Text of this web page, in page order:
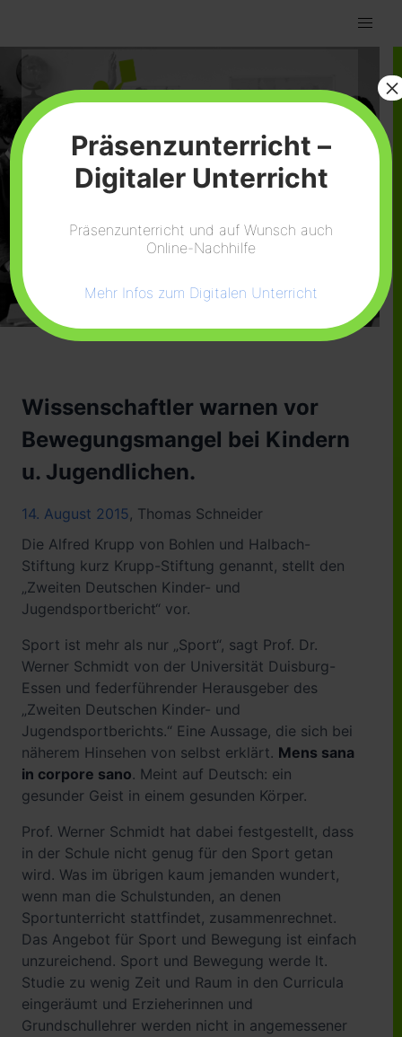
Wissenschaftler warnen vor
Bewegungsmangel bei Kindern
u. Jugendlichen.
14. August 2015, Thomas Schneider
Die Alfred Krupp von Bohlen und Halbach-
Stiftung kurz Krupp-Stiftung genannt, stellt den
„Zweiten Deutschen Kinder- und
Jugendsportbericht“ vor.
Sport ist mehr als nur „Sport“, sagt Prof. Dr.
Werner Schmidt von der Universität Duisburg-
Essen und federführender Herausgeber des
„Zweiten Deutschen Kinder- und
Jugendsportberichts.“ Eine Aussage, die sich bei
näherem Hinsehen von selbst erklärt. Mens sana
in corpore sano. Meint auf Deutsch: ein
gesunder Geist in einem gesunden Körper.
Prof. Werner Schmidt hat dabei festgestellt, dass
in der Schule nicht genug für den Sport getan
wird. Was im übrigen kaum jemanden wundert,
wenn man die Schulstunden, an denen
Sportunterricht stattfindet, zusammenrechnet.
Das Angebot für Sport und Bewegung ist einfach
unzureichend. Sport und Bewegung werde lt.
Studie zu wenig Zeit und Raum in den Curricula
eingeräumt und Erzieherinnen und
Grundschullehrer werden nicht in angemessener
Präsenzunterricht –
Digitaler Unterricht
Präsenzunterricht und auf Wunsch auch
Online-Nachhilfe
Mehr Infos zum Digitalen Unterricht
×